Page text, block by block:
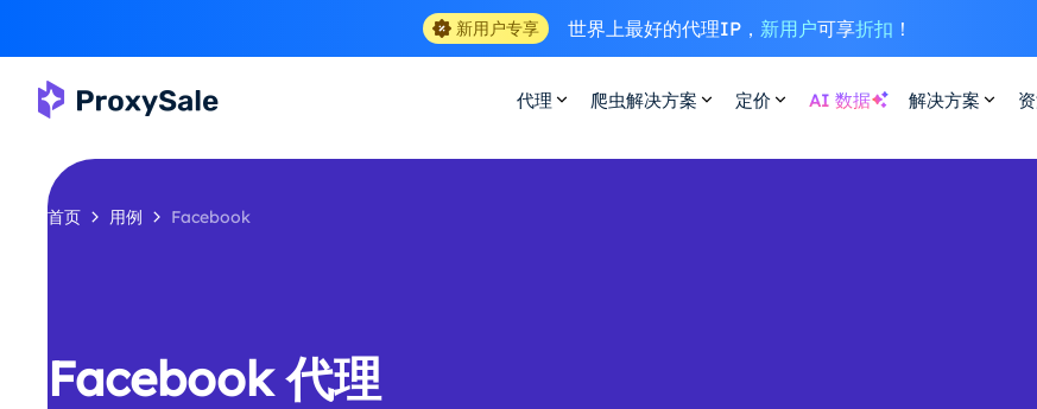
新用户专享 世界上最好的代理IP， 新用户可享折扣 ！
代理 爬虫解决方案 定价 AI 数据 解决方案
首页 用例 Facebook
Facebook 代理